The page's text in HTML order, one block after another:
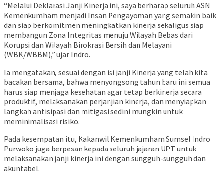
“Melalui Deklarasi Janji Kinerja ini, saya berharap seluruh ASN
Kemenkumham menjadi Insan Pengayoman yang semakin baik
dan siap berkomitmen meningkatkan kinerja sekaligus siap
membangun Zona Integritas menuju Wilayah Bebas dari
Korupsi dan Wilayah Birokrasi Bersih dan Melayani
(WBK/WBBM),” ujar Indro.
Ia mengatakan, sesuai dengan isi janji Kinerja yang telah kita
bacakan bersama, bahwa menyongsong tahun baru ini semua
harus siap menjaga kesehatan agar tetap berkinerja secara
produktif, melaksanakan perjanjian kinerja, dan menyiapkan
langkah antisipasi dan mitigasi sedini mungkin untuk
meminimalisasi risiko.
Pada kesempatan itu, Kakanwil Kemenkumham Sumsel Indro
Purwoko juga berpesan kepada seluruh jajaran UPT untuk
melaksanakan janji kinerja ini dengan sungguh-sungguh dan
akuntabel.